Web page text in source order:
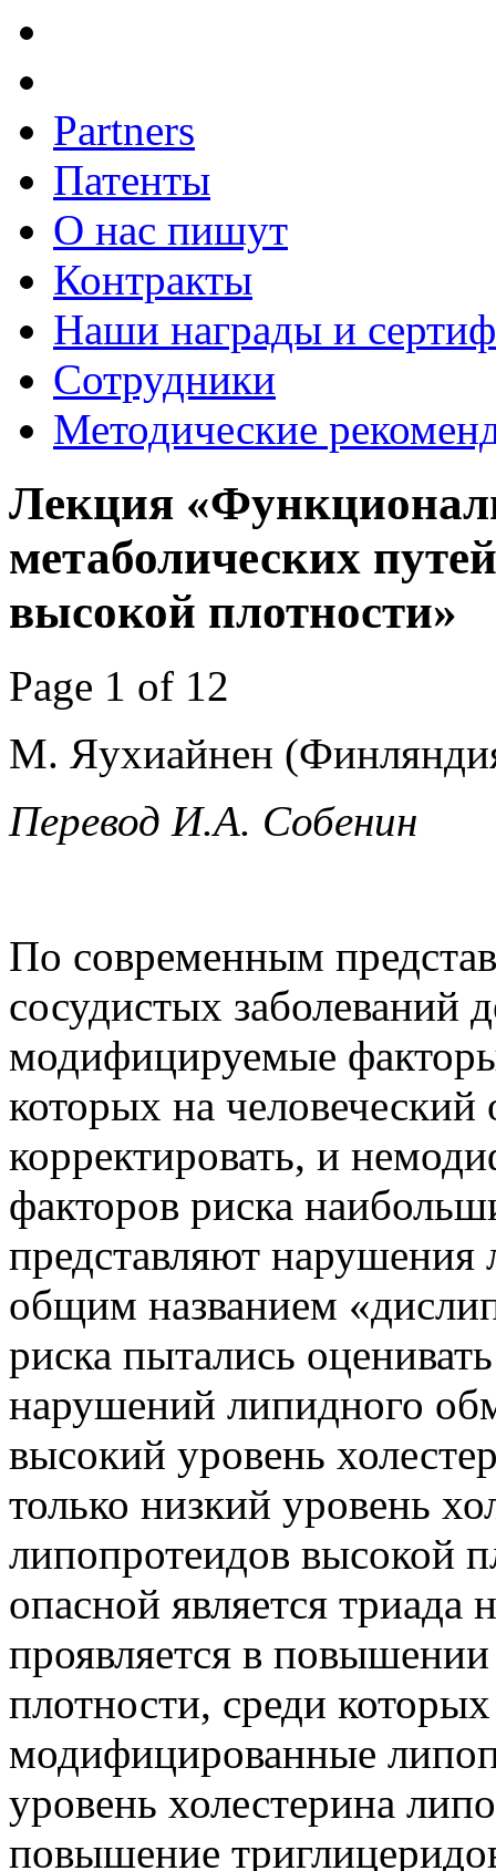
Partners
Патенты
О нас пишут
Контракты
Наши награды и
Сотрудники
Методические
Лекция
метаболических
высокой плотности»
Page 1 of 12
М. Яухиайнен
Перевод И.А. Собенин
По современным
сосудистых заболеваний
модифицируемые факторы
которых на
корректировать, и
факторов риска
представляют
общим названием
риска пытались
нарушений липидного
высокий уровень
только низкий уровень
липопротеидов высокой
опасной является
проявляется в
плотности, среди
модифицированные
уровень холестерина
повышение